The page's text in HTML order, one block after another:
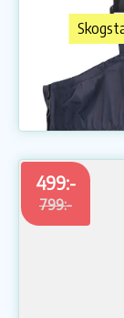
499:-
799:-